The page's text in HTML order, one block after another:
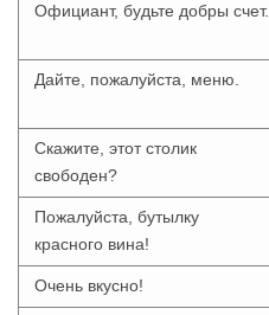
Официант, будьте добры счет.
Дайте, пожалуйста, меню.
Скажите, этот столик
свободен?
Пожалуйста, бутылку
красного вина!
Очень вкусно!